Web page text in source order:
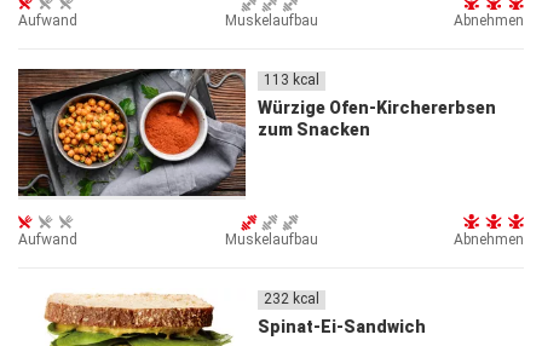
Aufwand Muskelaufbau Abnehmen
113 kcal
Würzige Ofen-Kirchererbsen
zum Snacken
Aufwand Muskelaufbau Abnehmen
232 kcal
Spinat-Ei-Sandwich